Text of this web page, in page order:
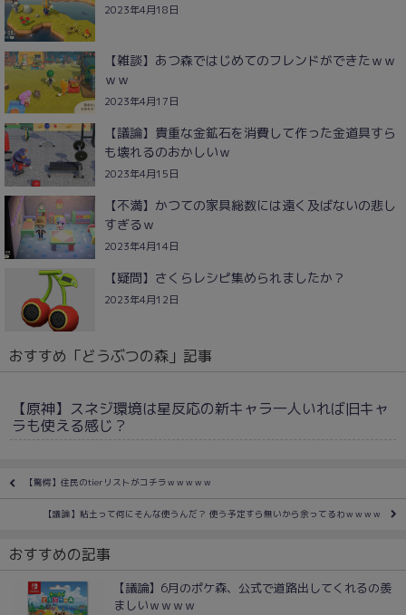
2023年4月18日
【雑談】あつ森ではじめてのフレンドができたｗｗ
ｗｗ
2023年4月17日
【議論】貴重な金鉱石を消費して作った金道具すら
も壊れるのおかしいｗ
2023年4月15日
【不満】かつての家具総数には遠く及ばないの悲し
すぎるｗ
2023年4月14日
【疑問】さくらレシピ集められましたか？
2023年4月12日
おすすめ「どうぶつの森」記事
【原神】スネジ環境は星反応の新キャラ一人いれば旧キャ
ラも使える感じ？
【驚愕】住民のtierリストがコチラｗｗｗｗｗ
【議論】粘土って何にそんな使うんだ？ 使う予定すら無いから余ってるわｗｗｗｗ
おすすめの記事
【議論】6月のポケ森、公式で道路出してくれるの羨
ましいｗｗｗｗ